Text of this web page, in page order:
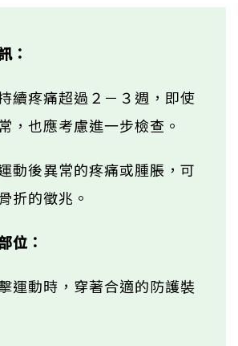
：
續疼痛超過２－３週，即使
，也應考慮進一步檢查。
動後異常的疼痛或腫脹，可
折的徵兆。
位：
運動時，穿著合適的防護裝